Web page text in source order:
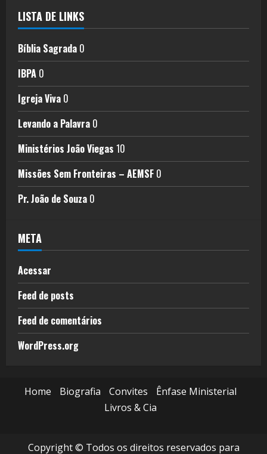
LISTA DE LINKS
Bíblia Sagrada 0
IBPA 0
Igreja Viva 0
Levando a Palavra 0
Ministérios João Viegas 10
Missões Sem Fronteiras – AEMSF 0
Pr. João de Souza 0
META
Acessar
Feed de posts
Feed de comentários
WordPress.org
Home Biografia Convites
Ênfase Ministerial
Livros & Cia
Copyright © Todos os direitos reservados para